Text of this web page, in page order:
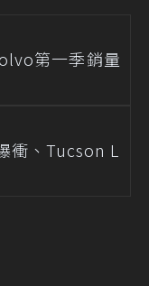
第一季銷量
衝、Tucson L